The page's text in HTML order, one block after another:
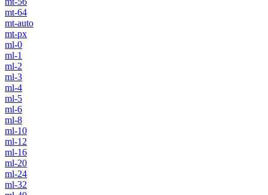
mt-64
mt-auto
mt-px
ml-0
ml-1
ml-2
ml-3
ml-4
ml-5
ml-6
ml-8
ml-10
ml-12
ml-16
ml-20
ml-24
ml-32